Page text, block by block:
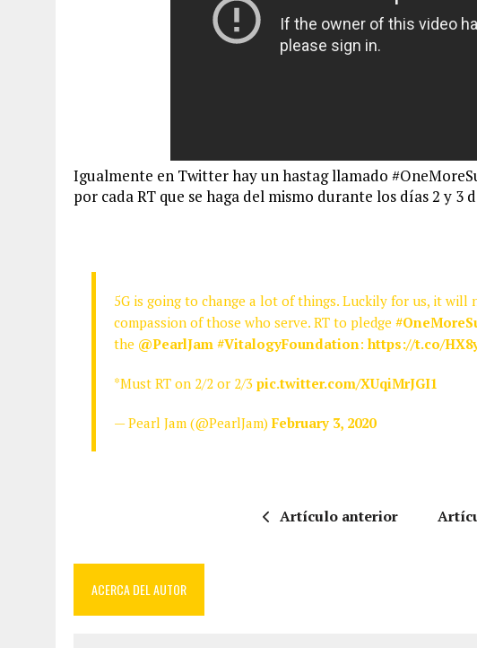
Igualmente en Twitter hay un hastag llamado
por cada RT que se haga del mismo durante los días 2 y 3
5G is going to change a lot of things. Luckily for us, it will
compassion of those who serve. RT to pledge
the @PearlJam #VitalogyFoundation: https://t.co/
*Must RT on 2/2 or 2/3 pic.twitter.com/XUqiMrJGI1
— Pearl Jam (@PearlJam) February 3, 2020
Artículo anterior
ACERCA DEL AUTOR